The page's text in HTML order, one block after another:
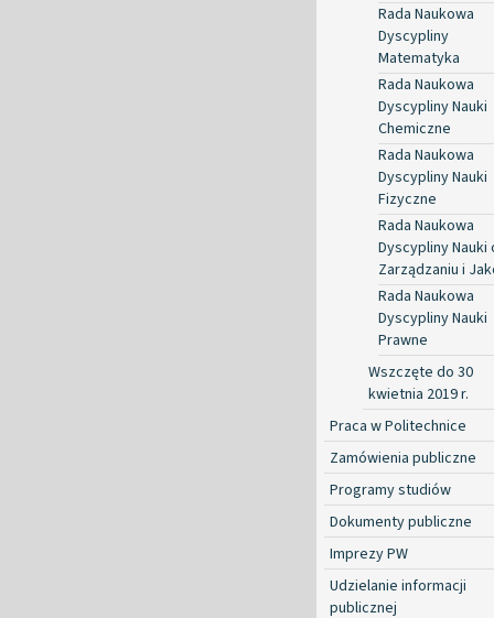
Rada Naukowa
Dyscypliny
Matematyka
Rada Naukowa
Dyscypliny Nauki
Chemiczne
Rada Naukowa
Dyscypliny Nauki
Fizyczne
Rada Naukowa
Dyscypliny Nauki
Zarządzaniu i
Rada Naukowa
Dyscypliny Nauki
Prawne
Wszczęte do 30
kwietnia 2019 r.
Praca w Politechnice
Zamówienia publiczne
Programy studiów
Dokumenty publiczne
Imprezy PW
Udzielanie informacji
publicznej